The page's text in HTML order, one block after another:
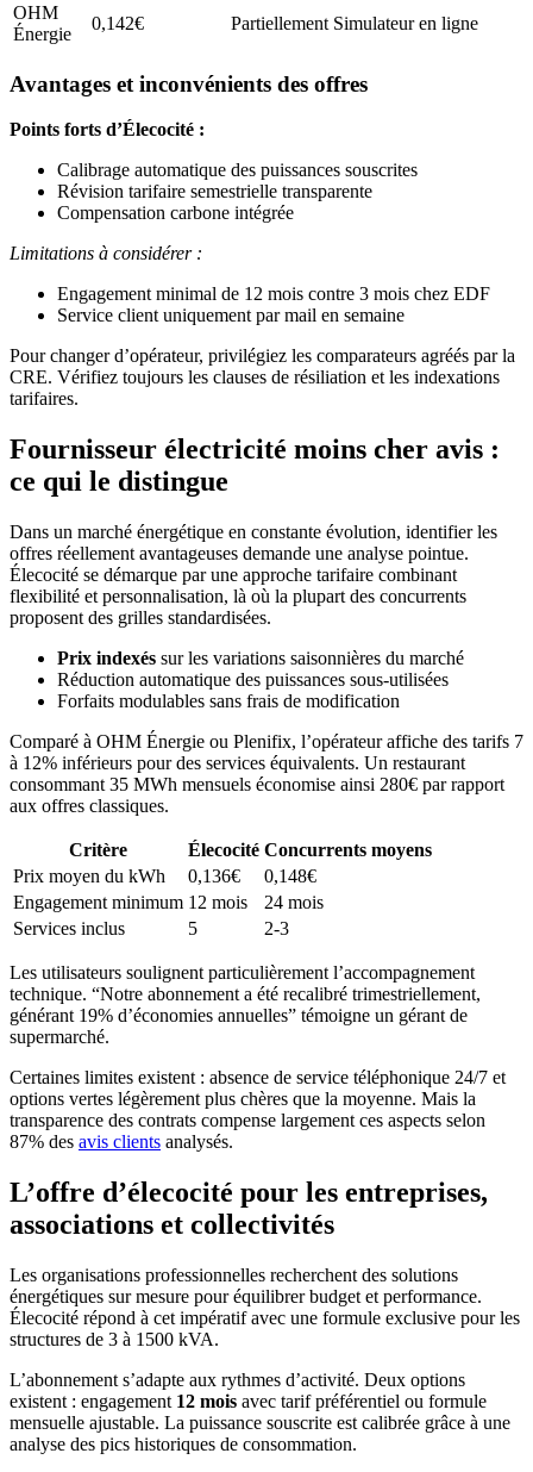
OHM
Énergie
0,142€ Partiellement Simulateur en ligne
Avantages et inconvénients des offres
Points forts d’Élecocité :
Calibrage automatique des puissances souscrites
Révision tarifaire semestrielle transparente
Compensation carbone intégrée
Limitations à considérer :
Engagement minimal de 12 mois contre 3 mois chez EDF
Service client uniquement par mail en semaine
Pour changer d’opérateur, privilégiez les comparateurs agréés par la
CRE. Vérifiez toujours les clauses de résiliation et les indexations
tarifaires.
Fournisseur électricité moins cher avis :
ce qui le distingue
Dans un marché énergétique en constante évolution, identifier les
offres réellement avantageuses demande une analyse pointue.
Élecocité se démarque par une approche tarifaire combinant
flexibilité et personnalisation, là où la plupart des concurrents
proposent des grilles standardisées.
Prix indexés sur les variations saisonnières du marché
Réduction automatique des puissances sous-utilisées
Forfaits modulables sans frais de modification
Comparé à OHM Énergie ou Plenifix, l’opérateur affiche des tarifs 7
à 12% inférieurs pour des services équivalents. Un restaurant
consommant 35 MWh mensuels économise ainsi 280€ par rapport
aux offres classiques.
Critère Élecocité Concurrents moyens
Prix moyen du kWh
0,136€
0,148€
Engagement minimum 12 mois
24 mois
Services inclus
5 2-3
Les utilisateurs soulignent particulièrement l’accompagnement
technique. “Notre abonnement a été recalibré trimestriellement,
générant 19% d’économies annuelles” témoigne un gérant de
supermarché.
Certaines limites existent : absence de service téléphonique 24/7 et
options vertes légèrement plus chères que la moyenne. Mais la
transparence des contrats compense largement ces aspects selon
87% des avis clients analysés.
L’offre d’élecocité pour les entreprises,
associations et collectivités
Les organisations professionnelles recherchent des solutions
énergétiques sur mesure pour équilibrer budget et performance.
Élecocité répond à cet impératif avec une formule exclusive pour les
structures de 3 à 1500 kVA.
L’abonnement s’adapte aux rythmes d’activité. Deux options
existent : engagement 12 mois avec tarif préférentiel ou formule
mensuelle ajustable. La puissance souscrite est calibrée grâce à une
analyse des pics historiques de consommation.